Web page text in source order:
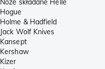
Noże składane Helle
Hogue
Holme & Hadfield
Jack Wolf Knives
Kansept
Kershaw
Kizer